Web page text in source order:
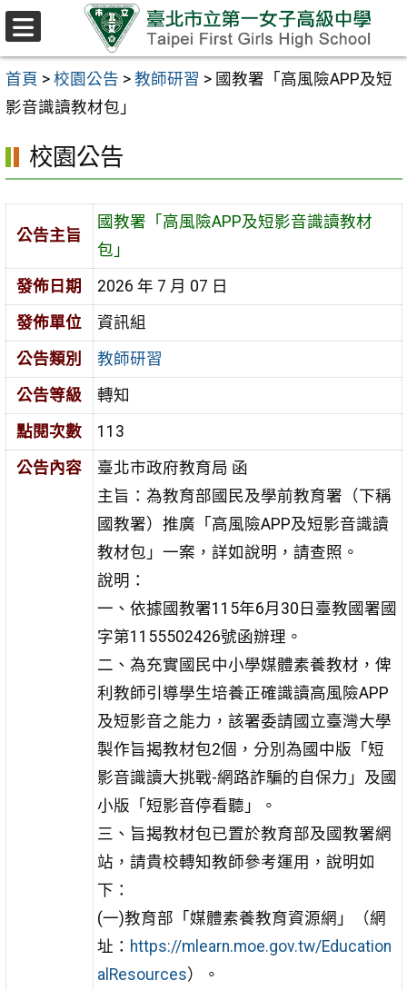
跳至主要內容區
首頁 > 校園公告 > 教師研習 > 國教署「高風險APP及短
影音識讀教材包」
校園公告
公告主旨
國教署「高風險APP及短影音識讀教材
包」
發佈日期
2026 年 7 月 07 日
發佈單位
資訊組
公告類別
教師研習
公告等級
轉知
點閱次數
113
公告內容
臺北市政府教育局 函
主旨：為教育部國民及學前教育署（下稱
國教署）推廣「高風險APP及短影音識讀
教材包」一案，詳如說明，請查照。
說明：
一、依據國教署115年6月30日臺教國署國
字第1155502426號函辦理。
二、為充實國民中小學媒體素養教材，俾
利教師引導學生培養正確識讀高風險APP
及短影音之能力，該署委請國立臺灣大學
製作旨揭教材包2個，分別為國中版「短
影音識讀大挑戰-網路詐騙的自保力」及國
小版「短影音停看聽」。
三、旨揭教材包已置於教育部及國教署網
站，請貴校轉知教師參考運用，說明如
下：
(一)教育部「媒體素養教育資源網」（網
址： https://mlearn.moe.gov.tw/Education
alResources）。
選
單